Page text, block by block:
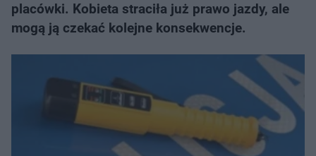
placówki. Kobieta straciła już prawo jazdy, ale
mogą ją czekać kolejne konsekwencje.